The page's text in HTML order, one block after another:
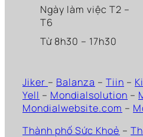
Ngày làm việc T2 –
T6
Từ 8h30 – 17h30
Jiker – Balanza – Tiin –
Yell – Mondialsolution –
Mondialwebsite.com –
Thành phố Sức Khoẻ –